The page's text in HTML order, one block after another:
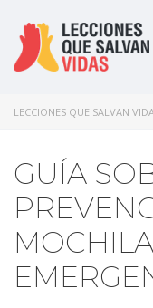
LECCIONES QUE SALVAN
GUÍA